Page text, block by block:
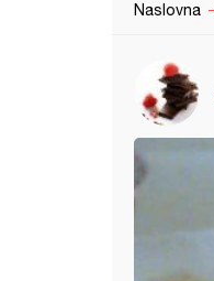
Naslovna